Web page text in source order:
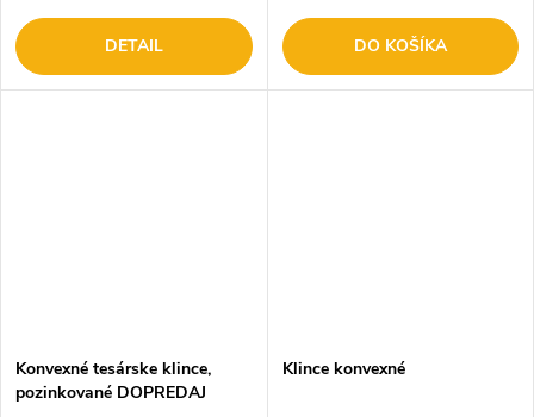
DETAIL DO KOŠÍKA
Konvexné tesárske klince,
pozinkované DOPREDAJ
Klince konvexné